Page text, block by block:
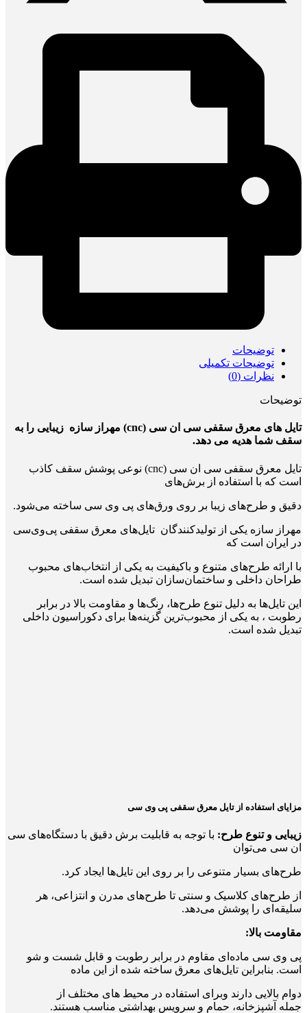
توضیحات
توضیحات تکمیلی
نظرات (0)
توضیحات
تایل های معرق سقفی سی ان سی (cnc) مهراز سازه زیبایی را به
سقف شما هدیه می دهد.
تایل معرق سقفی سی ان سی (cnc) نوعی پوشش سقف کاذب
است که با استفاده از برش‌های
دقیق و طرح‌های زیبا بر روی ورق‌های پی وی سی ساخته می‌شود.
مهراز سازه یکی از تولیدکنندگان تایل‌های معرق سقفی پی‌وی‌سی
در ایران است که
با ارائه طرح‌های متنوع و باکیفیت به یکی از انتخاب‌های محبوب
طراحان داخلی و ساختمان‌سازان تبدیل شده است.
این تایل‌ها به دلیل تنوع طرح‌ها، رنگ‌ها و مقاومت بالا در برابر
رطوبت ، به یکی از محبوب‌ترین گزینه‌ها برای دکوراسیون داخلی
تبدیل شده‌ است.
مزایای استفاده از تایل معرق سقفی پی وی سی
زیبایی و تنوع طرح: با توجه به قابلیت برش دقیق با دستگاه‌های سی
ان سی می‌توان
طرح‌های بسیار متنوعی را بر روی این تایل‌ها ایجاد کرد.
از طرح‌های کلاسیک و سنتی تا طرح‌های مدرن و انتزاعی، هر
سلیقه‌ای را پوشش می‌دهد.
مقاومت بالا:
پی وی سی ماده‌ای مقاوم در برابر رطوبت و قابل شست و شو
است. بنابراین تایل‌های معرق ساخته شده از این ماده
دوام بالایی دارند وبرای استفاده در محیط‌ های مختلف از
جمله آشپزخانه، حمام و سرویس بهداشتی مناسب هستند.